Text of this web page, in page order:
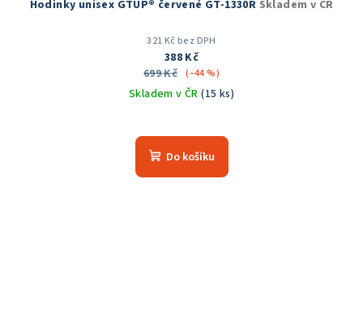
Hodinky unisex GTUP® červené GT-1330R Skladem v ČR
321 Kč bez DPH
388 Kč
699 Kč (–44 %)
Skladem v ČR(15 ks)
Do košíku